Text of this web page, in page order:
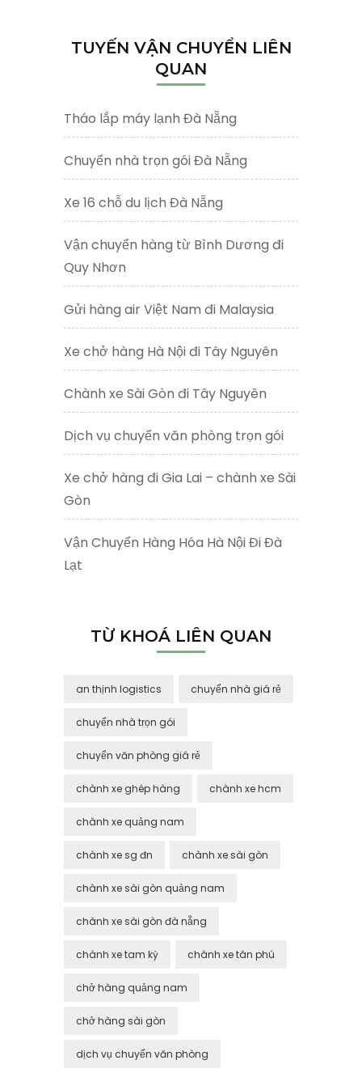
TUYẾN VẬN CHUYỂN LIÊN
QUAN
Tháo lắp máy lạnh Đà Nẵng
Chuyển nhà trọn gói Đà Nẵng
Xe 16 chỗ du lịch Đà Nẵng
Vận chuyển hàng từ Bình Dương đi
Quy Nhơn
Gửi hàng air Việt Nam đi Malaysia
Xe chở hàng Hà Nội đi Tây Nguyên
Chành xe Sài Gòn đi Tây Nguyên
Dịch vụ chuyển văn phòng trọn gói
Xe chở hàng đi Gia Lai – chành xe Sài
Gòn
Vận Chuyển Hàng Hóa Hà Nội Đi Đà
Lạt
TỪ KHOÁ LIÊN QUAN
an thịnh logistics chuyển nhà giá rẻ
chuyển nhà trọn gói
chuyển văn phòng giá rẻ
chành xe ghép hàng chành xe hcm
chành xe quảng nam
chành xe sg đn chành xe sài gòn
chành xe sài gòn quảng nam
chành xe sài gòn đà nẵng
chành xe tam kỳ chành xe tân phú
chở hàng quảng nam
chở hàng sài gòn
dịch vụ chuyển văn phòng